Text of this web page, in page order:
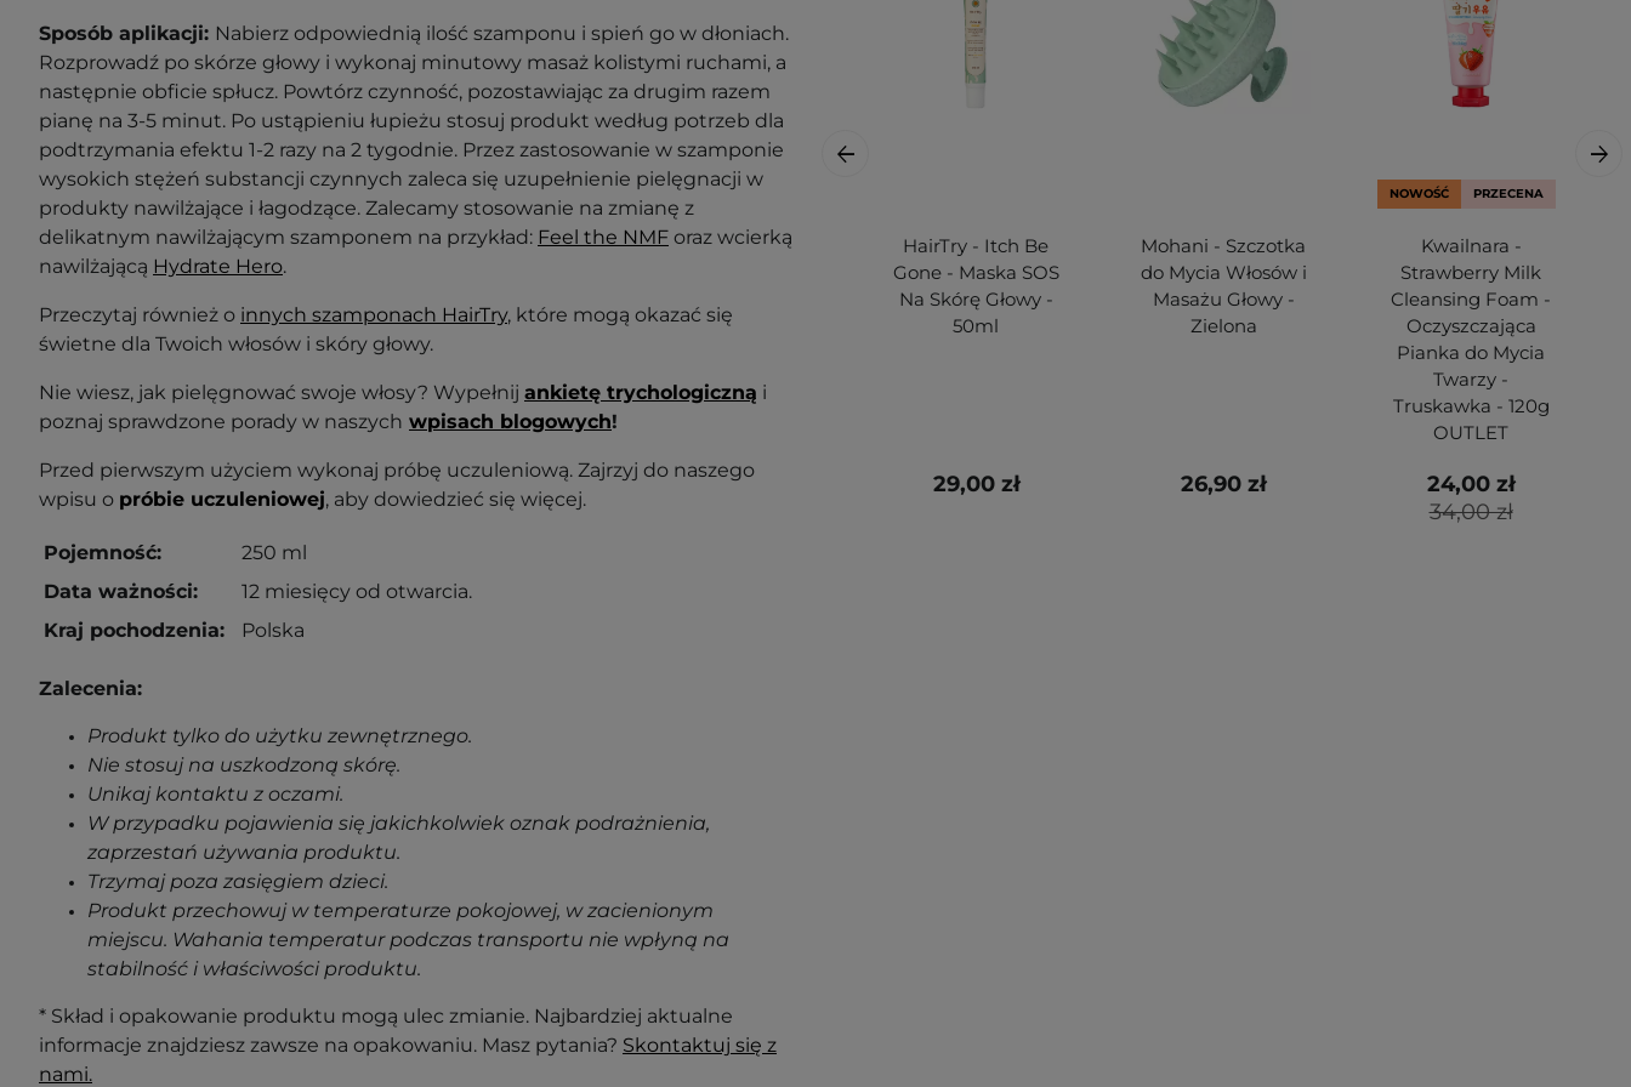
Sposób aplikacji: Nabierz odpowiednią ilość szamponu i spień go w dłoniach.
Rozprowadź po skórze głowy i wykonaj minutowy masaż kolistymi ruchami, a
następnie obficie spłucz. Powtórz czynność, pozostawiając za drugim razem
pianę na 3-5 minut. Po ustąpieniu łupieżu stosuj produkt według potrzeb dla
podtrzymania efektu 1-2 razy na 2 tygodnie. Przez zastosowanie w szamponie
wysokich stężeń substancji czynnych zaleca się uzupełnienie pielęgnacji w
produkty nawilżające i łagodzące. Zalecamy stosowanie na zmianę z
delikatnym nawilżającym szamponem na przykład: Feel the NMF oraz wcierką
nawilżającą Hydrate Hero.
Przeczytaj również o innych szamponach HairTry, które mogą okazać się
świetne dla Twoich włosów i skóry głowy.
Nie wiesz, jak pielęgnować swoje włosy? Wypełnij ankietę trychologiczną i
poznaj sprawdzone porady w naszych wpisach blogowych!
Przed pierwszym użyciem wykonaj próbę uczuleniową. Zajrzyj do naszego
wpisu o próbie uczuleniowej, aby dowiedzieć się więcej.
Pojemność:
250 ml
Data ważności:
12 miesięcy od otwarcia.
Kraj pochodzenia:
Polska
Zalecenia:
Produkt tylko do użytku zewnętrznego.
Nie stosuj na uszkodzoną skórę.
Unikaj kontaktu z oczami.
W przypadku pojawienia się jakichkolwiek oznak podrażnienia,
zaprzestań używania produktu.
Trzymaj poza zasięgiem dzieci.
Produkt przechowuj w temperaturze pokojowej, w zacienionym
miejscu. Wahania temperatur podczas transportu nie wpłyną na
stabilność i właściwości produktu.
* Skład i opakowanie produktu mogą ulec zmianie. Najbardziej aktualne
informacje znajdziesz zawsze na opakowaniu. Masz pytania? Skontaktuj się z
nami.
HairTry - Itch Be
Gone - Maska SOS
Na Skórę Głowy -
50ml
29,00 zł
Mohani - Szczotka
do Mycia Włosów i
Masażu Głowy -
Zielona
26,90 zł
NOWOŚĆ PRZECENA
Kwailnara -
Strawberry Milk
Cleansing Foam -
Oczyszczająca
Pianka do Mycia
Twarzy -
Truskawka - 120g
OUTLET
34,00 zł
24,00 zł